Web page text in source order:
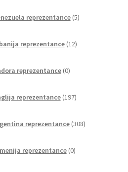
reprezentance 5izdelkov
reprezentance 12izdelkov
reprezentance 0izdelkov
reprezentance 197izdelkov
reprezentance 308izdelkov
reprezentance 0izdelkov